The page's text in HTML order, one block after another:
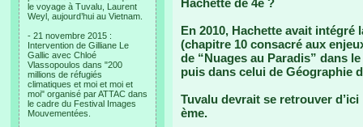
le voyage à Tuvalu, Laurent
Weyl, aujourd’hui au Vietnam.
- 21 novembre 2015 :
Intervention de Gilliane Le
Gallic avec Chloé
Vlassopoulos dans "200
millions de réfugiés
climatiques et moi et moi et
moi" organisé par ATTAC dans
le cadre du Festival Images
Mouvementées.
Hachette de 4e ?
En 2010, Hachette avait
(chapitre 10 consacré aux
de “Nuages au Paradis” dans
puis dans celui de Géographie
Tuvalu devrait se retrouver
ème.